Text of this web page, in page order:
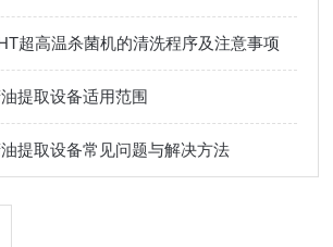
超高温杀菌机的清洗程序及注意事项
提取设备适用范围
提取设备常见问题与解决方法